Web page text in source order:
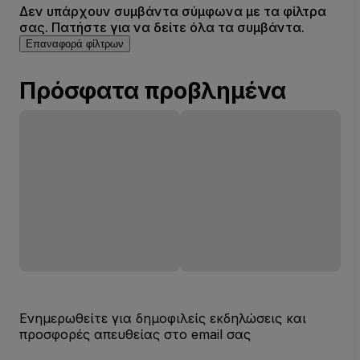
Δεν υπάρχουν συμβάντα σύμφωνα με τα φίλτρα
σας. Πατήστε για να δείτε όλα τα συμβάντα.
Επαναφορά φίλτρων
Πρόσφατα προβλημένα
Ενημερωθείτε για δημοφιλείς εκδηλώσεις και
προσφορές απευθείας στο email σας